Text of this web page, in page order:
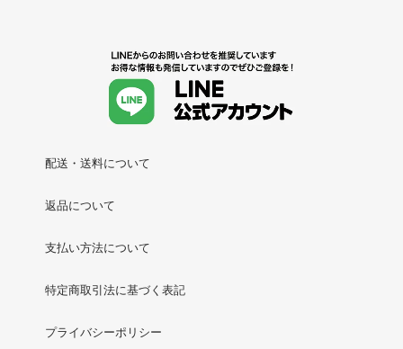
配送・送料について
返品について
支払い方法について
特定商取引法に基づく表記
プライバシーポリシー